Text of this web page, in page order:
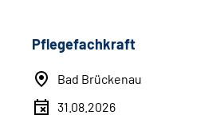
Pflegefachkraft
Bad Brückenau
31.08.2026